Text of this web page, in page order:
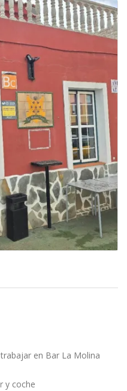
en Bar La Molina
y coche